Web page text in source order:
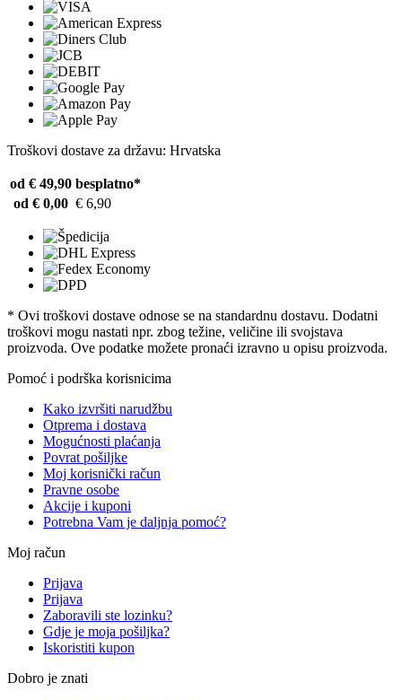
Troškovi dostave za državu: Hrvatska
od € 49,90 besplatno*
od € 0,00 € 6,90
* Ovi troškovi dostave odnose se na standardnu ​​dostavu. Dodatni
troškovi mogu nastati npr. zbog težine, veličine ili svojstava
proizvoda. Ove podatke možete pronaći izravno u opisu proizvoda.
Pomoć i podrška korisnicima
Kako izvršiti narudžbu
Otprema i dostava
Mogućnosti plaćanja
Povrat pošiljke
Moj korisnički račun
Pravne osobe
Akcije i kuponi
Potrebna Vam je daljnja pomoć?
Moj račun
Prijava
Prijava
Zaboravili ste lozinku?
Gdje je moja pošiljka?
Iskoristiti kupon
Dobro je znati